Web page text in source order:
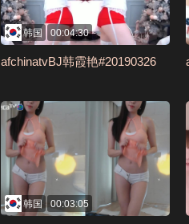
韩国 00:04:30
afchinatvBJ韩霞艳#20190326
韩国 00:03:05